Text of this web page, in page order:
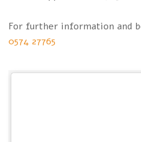
For further information and
0574 27765